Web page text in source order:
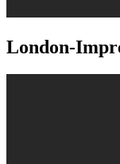
London-